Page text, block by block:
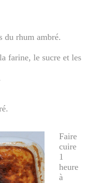
du rhum ambré.
farine, le sucre et les
Faire
cuire
1
heure
à